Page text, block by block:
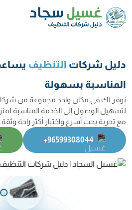
دليل شركات التنظيف
المناسبة بسهولة
نوفر لك في مكان واحد مجموعة من
لتسهيل الوصول إلى الخدمة المناسبة
مع تجربة بحث أسرع واختيار أكثر راحة وثقة.
‎+96599308044